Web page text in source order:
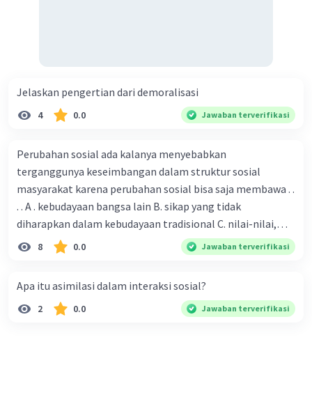
Jelaskan pengertian dari demoralisasi
4 0.0 Jawaban terverifikasi
Perubahan sosial ada kalanya menyebabkan
terganggunya keseimbangan dalam struktur sosial
masyarakat karena perubahan sosial bisa saja membawa . .
. . A . kebudayaan bangsa lain B. sikap yang tidak
diharapkan dalam kebudayaan tradisional C. nilai-nilai,
sikap, dan pola . perilaku yang berbeda D. tidak sesuai
dengan kebudayaan masyarakat setempat
8 0.0 Jawaban terverifikasi
Apa itu asimilasi dalam interaksi sosial?
2 0.0 Jawaban terverifikasi